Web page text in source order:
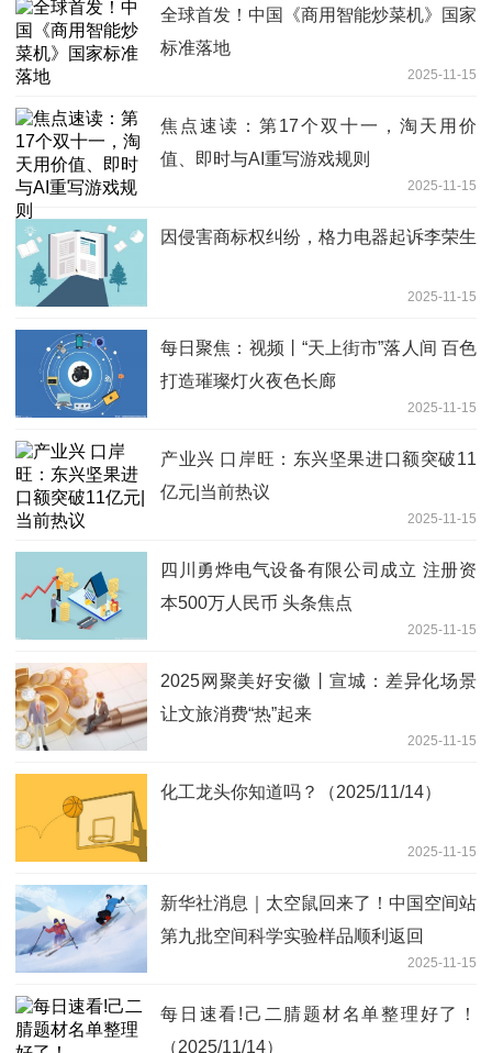
全球首发！中国《商用智能炒菜机》国家
标准落地
2025-11-15
焦点速读：第17个双十一，淘天用价
值、即时与AI重写游戏规则
2025-11-15
因侵害商标权纠纷，格力电器起诉李荣生
2025-11-15
每日聚焦：视频丨“天上街市”落人间 百色
打造璀璨灯火夜色长廊
2025-11-15
产业兴 口岸旺：东兴坚果进口额突破11
亿元|当前热议
2025-11-15
四川勇烨电气设备有限公司成立 注册资
本500万人民币 头条焦点
2025-11-15
2025网聚美好安徽丨宣城：差异化场景
让文旅消费“热”起来
2025-11-15
化工龙头你知道吗？（2025/11/14）
2025-11-15
新华社消息｜太空鼠回来了！中国空间站
第九批空间科学实验样品顺利返回
2025-11-15
每日速看!己二腈题材名单整理好了！
（2025/11/14）